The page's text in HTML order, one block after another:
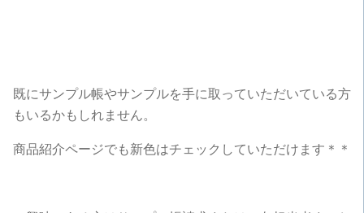
既にサンプル帳やサンプルを手に取っていただいている方
もいるかもしれません。
商品紹介ページでも新色はチェックしていただけます＊＊